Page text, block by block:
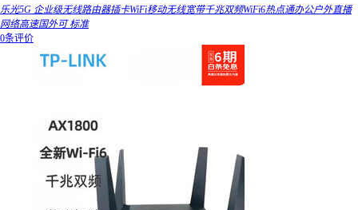
乐光5G 企业级无线路由器插卡WiFi移动无线宽带千兆双频WiFi6热点通办公户外直播
网络高速国外可 标准
0条评价